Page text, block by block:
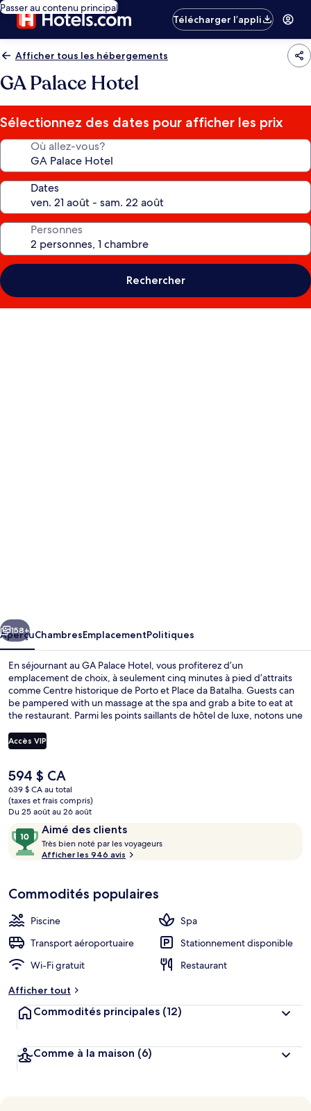
Passer au contenu principal
Télécharger l’appli
Afficher tous les hébergements
GA Palace Hotel
Sélectionnez des dates pour afficher les prix
Où allez-vous?
Dates
Personnes
Rechercher
Suivant
158+
AperçuChambresEmplacementPolitiques
En séjournant au GA Palace Hotel, vous profiterez d’un
emplacement de choix, à seulement cinq minutes à pied d’attraits
comme Centre historique de Porto et Place da Batalha. Guests can
be pampered with un massage at the spa and grab a bite to eat at
the restaurant. Parmi les points saillants de hôtel de luxe, notons une
personnel serviable et le déjeuner sont des éléments très prisés par
les voyageurs. L’hébergement se situe à quelques minutes de
à 3 minutes et Arrêt Batalha-Guindais est à 4 minutes.
Accès VIP
Le
prix
actuel
est
de 594 $ CA
594 $ CA
639 $ CA au total
(taxes et frais compris)
Du 25 août au 26 août
Avis Aimé des clients
10
sur
10,
clients
Très bien noté par les voyageurs
i
e
n
n
é
Afficher les 946 avis
Commodités populaires
Piscine
Spa
Transport aéroportuaire
Stationnement disponible
Wi-Fi gratuit
Restaurant
Afficher tout
Commodités principales (12)
Comme à la maison (6)